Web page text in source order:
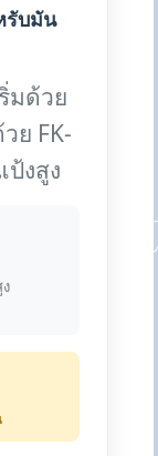
รับมัน
มด้วย
ย FK-
งสูง